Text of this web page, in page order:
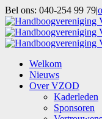
Ga
naar
inhoud
Bel ons: 040-254 99 79|
Facebook
Welkom
Nieuws
Over VZOD
Kaderleden
Sponsoren